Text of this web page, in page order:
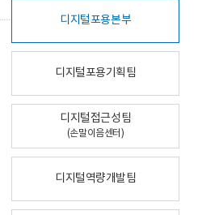
디지털포용본부
디지털포용기획팀
디지털접근성팀
(손말이음센터)
디지털역량개발팀